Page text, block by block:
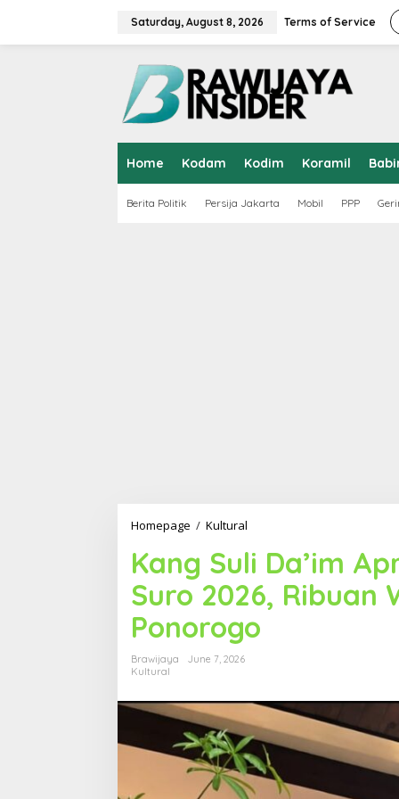
Saturday, August 8, 2026 Terms of Service
Home Kodam Kodim Koramil
Berita Politik Persija Jakarta Mobil PPP
Homepage / Kultural
n
g
S
u
l
'
m
A
p
r
Kang ​Suli Da’im
Suro 2026, Ribuan
Ponorogo
Brawijaya
June 7, 2026
Kultural